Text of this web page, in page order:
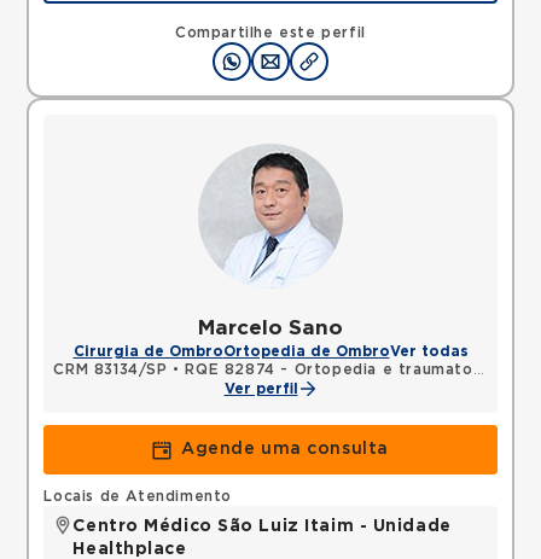
Compartilhe este perfil
Rua Antonio Camardo, Tatuape, Sao Paulo, SP,
Mapa
Marcelo Sano
Cirurgia de OmbroOrtopedia de OmbroVer todas
CRM 83134/SP •
RQE 82874 - Ortopedia e traumatologia
Ver perfil
Agende uma consulta
Locais de Atendimento
Centro Médico São Luiz Itaim - Unidade
Healthplace